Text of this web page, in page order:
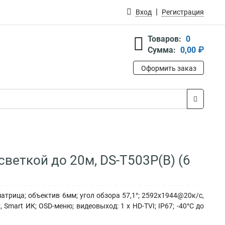
Вход Регистрация
Товаров: 0
Сумма: 0,00 ₽
Оформить заказ
до 20м, DS-T503P(B) (6
объектив 6мм; угол обзора 57,1°; 2592x1944@20к/с,
ИК; OSD-меню; видеовыход: 1 х HD-TVI; IP67; -40°С до